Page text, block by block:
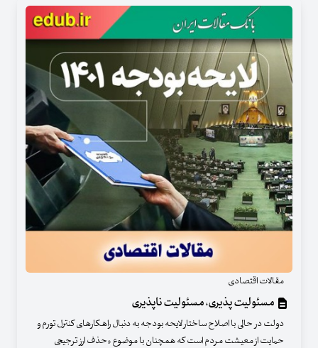
مقالات اقتصادی
مسئولیت پذیری، مسئولیت ناپذیری
دولت در حالی با اصلاح ساختار لایحه بودجه به دنبال راهکارهای کنترل تورم و
حمایت از معیشت مردم است که همچنان با موضوع «حذف ارز ترجیحی